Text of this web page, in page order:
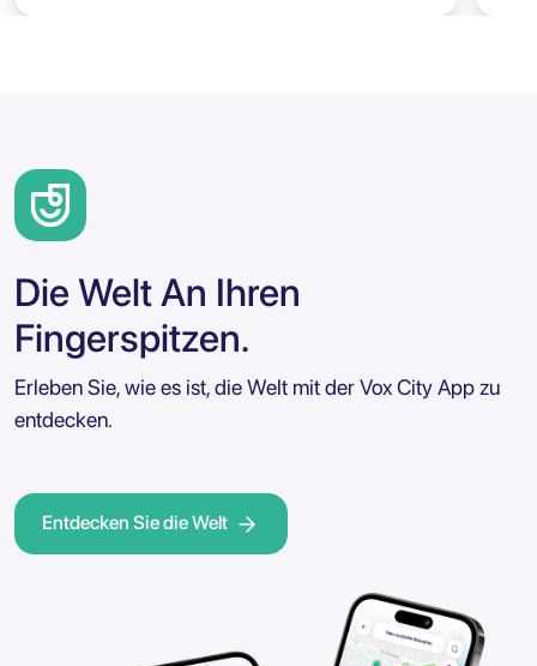
Die Welt An Ihren
Fingerspitzen.
Erleben Sie, wie es ist, die Welt mit der Vox City App zu
entdecken.
Entdecken Sie die Welt